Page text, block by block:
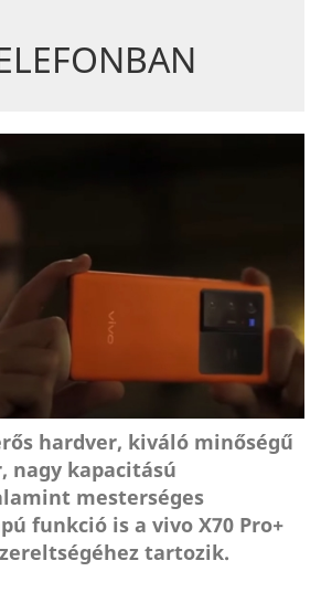
hardver, kiváló minőségű
nagy kapacitású
mesterséges
funkció is a vivo X70 Pro+
tartozik.